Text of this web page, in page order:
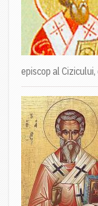
episcop al Cizicului,